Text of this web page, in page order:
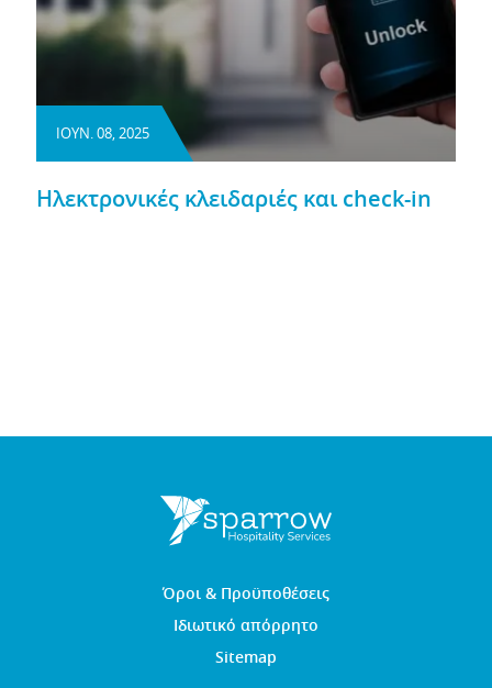
ΙΟΥΝ. 08, 2025
Ηλεκτρονικές κλειδαριές και check-in
Όροι & Προϋποθέσεις
Ιδιωτικό απόρρητο
Sitemap